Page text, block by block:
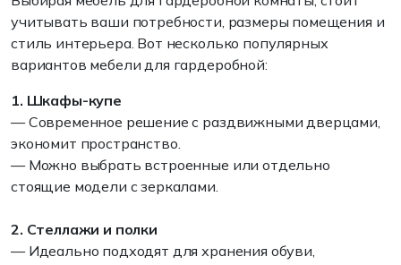
учитывать ваши потребности, размеры помещения и
стиль интерьера. Вот несколько популярных
вариантов мебели для гардеробной:
1. Шкафы-купе
— Современное решение с раздвижными дверцами,
экономит пространство.
— Можно выбрать встроенные или отдельно
стоящие модели с зеркалами.
2. Стеллажи и полки
— Идеально подходят для хранения обуви,